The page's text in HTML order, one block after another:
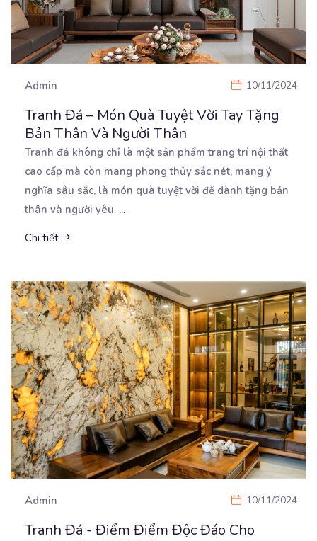
Admin 10/11/2024
Tranh Đá – Món Quà Tuyệt Vời Tay Tặng
Bản Thân Và Người Thân
Tranh đá không chỉ là một sản phẩm trang trí nội thất
cao cấp mà còn mang phong thủy sắc nét, mang ý
nghĩa sâu sắc, là món quà tuyệt vời để dành tặng bản
thân và người yêu. ...
Chi tiết
Admin 10/11/2024
Tranh Đá - Điểm Điểm Độc Đáo Cho